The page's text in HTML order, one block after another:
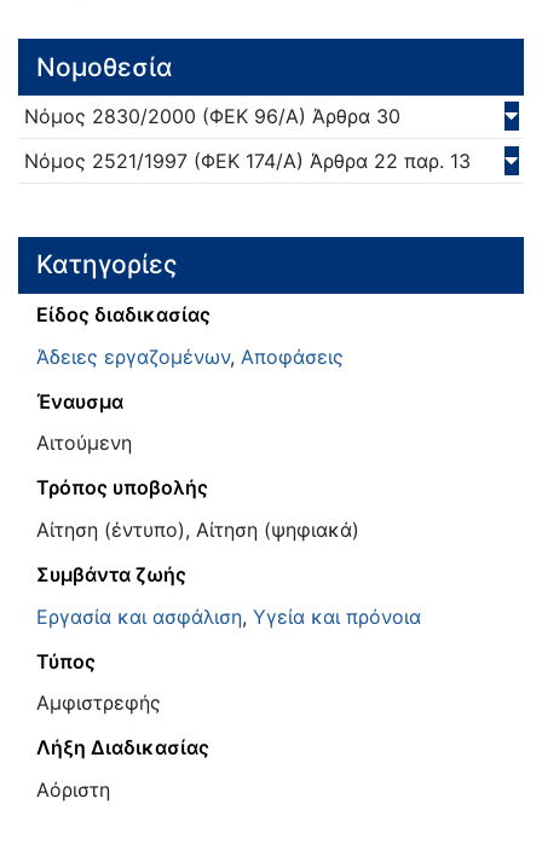
Νομοθεσία
Νόμος 2830/2000 (ΦΕΚ 96/Α) Άρθρα 30
Νόμος 2521/1997 (ΦΕΚ 174/Α) Άρθρα 22 παρ. 13
Κατηγορίες
Είδος διαδικασίας
Άδειες εργαζομένων, Αποφάσεις
Έναυσμα
Αιτούμενη
Τρόπος υποβολής
Αίτηση (έντυπο), Αίτηση (ψηφιακά)
Συμβάντα ζωής
Εργασία και ασφάλιση, Υγεία και πρόνοια
Τύπος
Αμφιστρεφής
Λήξη Διαδικασίας
Αόριστη